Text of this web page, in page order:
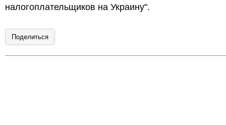
налогоплательщиков на Украину".
Поделиться